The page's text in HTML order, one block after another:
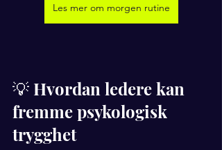
Les mer om morgen rutine
💡 Hvordan ledere kan
fremme psykologisk
trygghet